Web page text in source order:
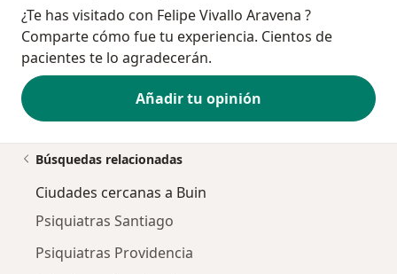
¿Te has visitado con Felipe Vivallo Aravena ?
Comparte cómo fue tu experiencia. Cientos de
pacientes te lo agradecerán.
Añadir tu opinión
Búsquedas relacionadas
Ciudades cercanas a Buin
Psiquiatras Santiago
Psiquiatras Providencia